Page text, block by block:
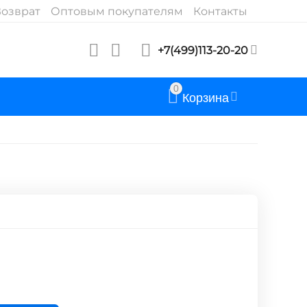
Оптовым покупателям Контакты
+7(499)113-20-20
0 Корзина